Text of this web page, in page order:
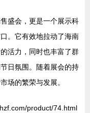
盛会，更是一个展示科
。它有效地拉动了海南
活力，同时也丰富了群
日氛围。随着展会的持
场的繁荣与发展。
product/74.html